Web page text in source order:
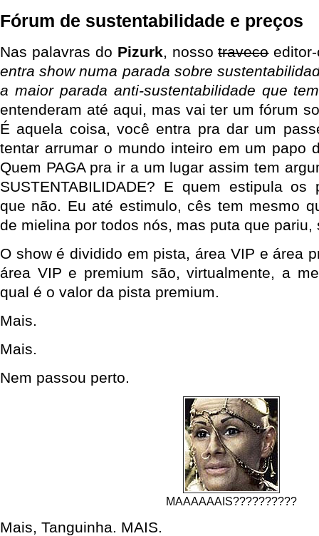
Fórum de sustentabilidade e preços
Nas palavras do Pizurk, nossotraveco
entra show numa parada sobre
a maior parada anti-sustentabilidade que
entenderam até aqui, mas vai ter um fórum
É aquela coisa, você entra pra dar um
tentar arrumar o mundo inteiro em um papo
Quem PAGA pra ir a um lugar assim tem
SUSTENTABILIDADE? E quem estipula os
que não. Eu até estimulo, cês tem mesmo
de mielina por todos nós, mas puta que pariu,
O show é dividido em pista, área VIP e área
área VIP e premium são, virtualmente, a
qual é o valor da pista premium.
Mais.
Mais.
Nem passou perto.
MAAAAAAIS??????????
Mais, Tanguinha. MAIS.